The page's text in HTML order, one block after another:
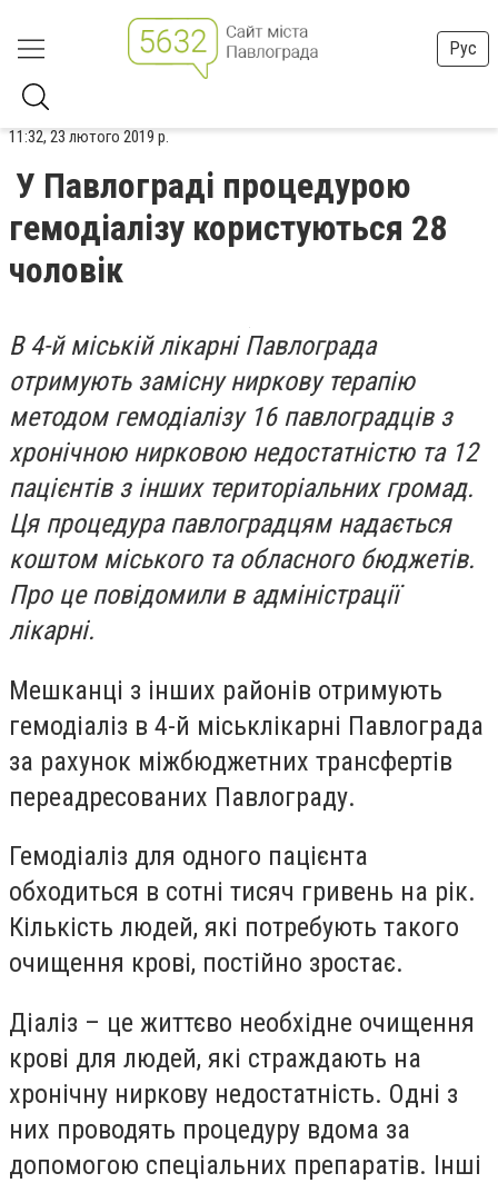
Рус
11:32, 23 лютого 2019 р.
У Павлограді процедурою
гемодіалізу користуються 28
чоловік
В 4-й міській лікарні Павлограда
отримують замісну ниркову терапію
методом гемодіалізу 16 павлоградців з
хронічною нирковою недостатністю та 12
пацієнтів з інших територіальних громад.
Ця процедура павлоградцям надається
коштом міського та обласного бюджетів.
Про це повідомили в адміністрації
лікарні.
Мешканці з інших районів отримують
гемодіаліз в 4-й міськлікарні Павлограда
за рахунок міжбюджетних трансфертів
переадресованих Павлограду.
Гемодіаліз для одного пацієнта
обходиться в сотні тисяч гривень на рік.
Кількість людей, які потребують такого
очищення крові, постійно зростає.
Діаліз – це життєво необхідне очищення
крові для людей, які страждають на
хронічну ниркову недостатність. Одні з
них проводять процедуру вдома за
допомогою спеціальних препаратів. Інші